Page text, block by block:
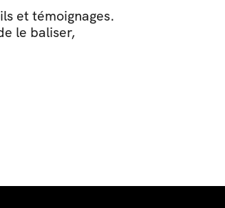
et témoignages.
le baliser,